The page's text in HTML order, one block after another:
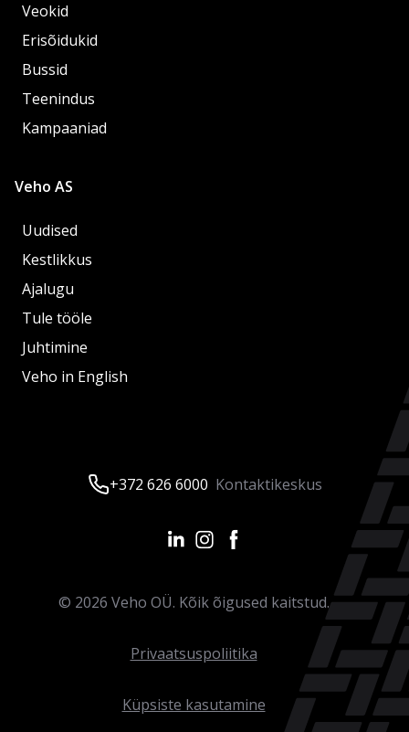
Veokid
Erisõidukid
Bussid
Teenindus
Kampaaniad
Veho AS
Uudised
Kestlikkus
Ajalugu
Tule tööle
Juhtimine
Veho in English
+372 626 6000 Kontaktikeskus
© 2026 Veho OÜ. Kõik õigused kaitstud.
Privaatsuspoliitika
Küpsiste kasutamine